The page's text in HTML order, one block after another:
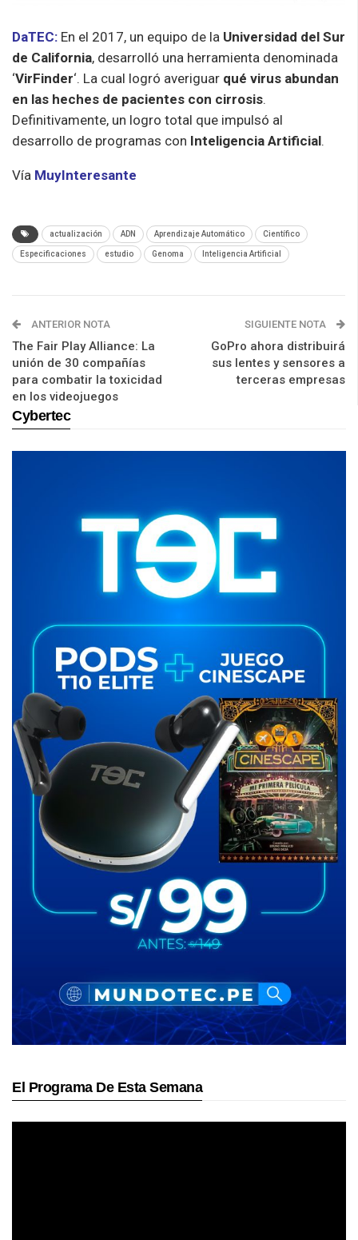
DaTEC: En el 2017, un equipo de la Universidad del Sur
de California, desarrolló una herramienta denominada
‘VirFinder‘. La cual logró averiguar qué virus abundan
en las heches de pacientes con cirrosis.
Definitivamente, un logro total que impulsó al
desarrollo de programas con Inteligencia Artificial.
Vía MuyInteresante
actualización ADN Aprendizaje Automático Científico
Especificaciones estudio Genoma Inteligencia Artificial
ANTERIOR NOTA
The Fair Play Alliance: La
unión de 30 compañías
para combatir la toxicidad
en los videojuegos
SIGUIENTE NOTA
GoPro ahora distribuirá
sus lentes y sensores a
terceras empresas
Cybertec
El Programa De Esta Semana